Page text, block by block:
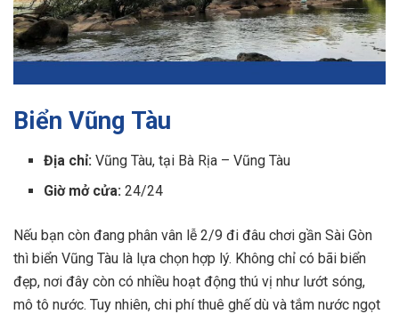
Biển Vũng Tàu
Địa chỉ: Vũng Tàu, tại Bà Rịa – Vũng Tàu
Giờ mở cửa: 24/24
Nếu bạn còn đang phân vân lễ 2/9 đi đâu chơi gần Sài Gòn
thì biển Vũng Tàu là lựa chọn hợp lý. Không chỉ có bãi biển
đẹp, nơi đây còn có nhiều hoạt động thú vị như lướt sóng,
mô tô nước. Tuy nhiên, chi phí thuê ghế dù và tắm nước ngọt